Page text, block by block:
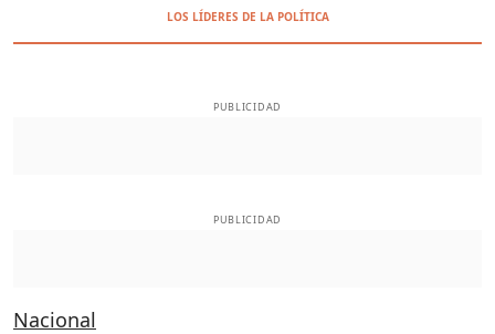
LOS LÍDERES DE LA POLÍTICA
PUBLICIDAD
PUBLICIDAD
Nacional